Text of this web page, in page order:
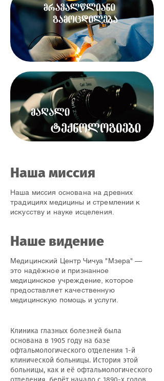
Наша миссия
Наша миссия основана на древних
традициях медицины и стремлении к
искусству и науке исцеления.
Наше видение
Медицинский Центр Чичуа "Мзера" —
это надёжное и признанное
медицинское учреждение, которое
предоставляет качественную
медицинскую помощь и услуги.
Клиника глазных болезней была
основана в 1905 году на базе
офтальмологического отделения 1-й
клинической больницы. История этой
больницы, как и её офтальмологического